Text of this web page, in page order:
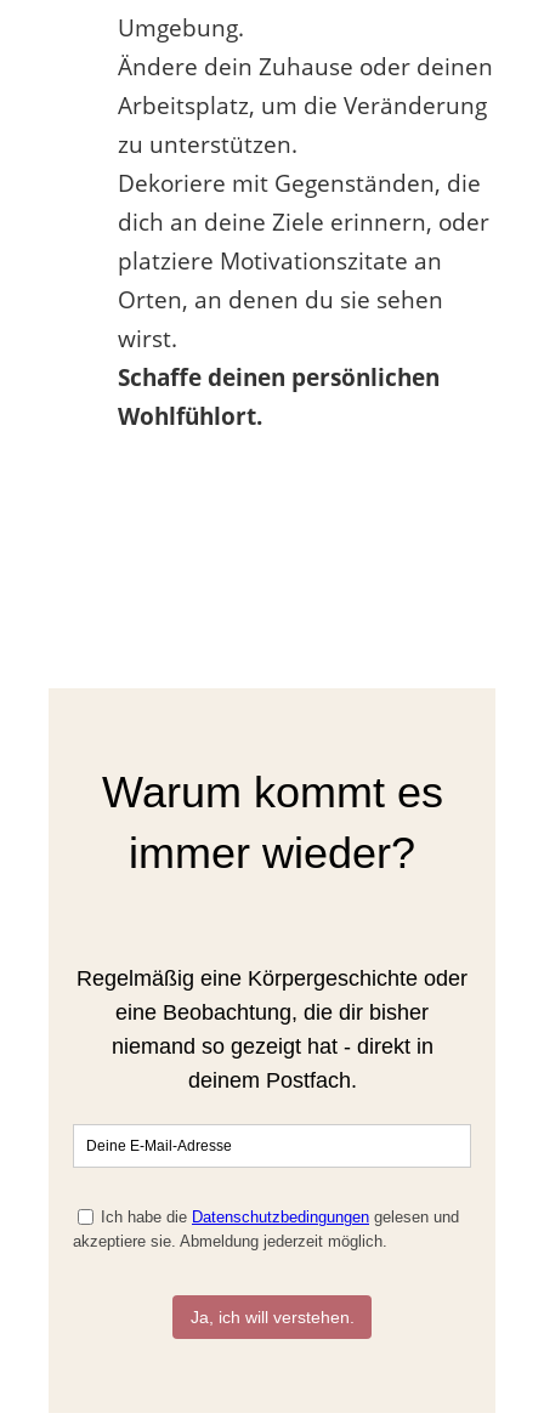
Umgebung.
Ändere dein Zuhause oder deinen
Arbeitsplatz, um die Veränderung
zu unterstützen.
Dekoriere mit Gegenständen, die
dich an deine Ziele erinnern, oder
platziere Motivationszitate an
Orten, an denen du sie sehen
wirst.
Schaffe deinen persönlichen
Wohlfühlort.